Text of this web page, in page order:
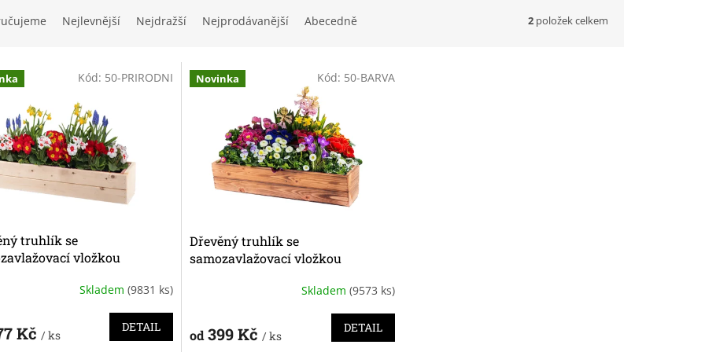
Nejlevnější Nejdražší Nejprodávanější Abecedně 2 položek celkem
truhlík se
vložkou
Skladem (9831 ks)
Kč / ks
DETAIL
Kód: 50-PRIRODNI Novinka
Dřevěný truhlík se
samozavlažovací vložkou
je
Skladem (9573 ks)
od399 Kč / ks
DETAIL
Kód: 50-BARVA